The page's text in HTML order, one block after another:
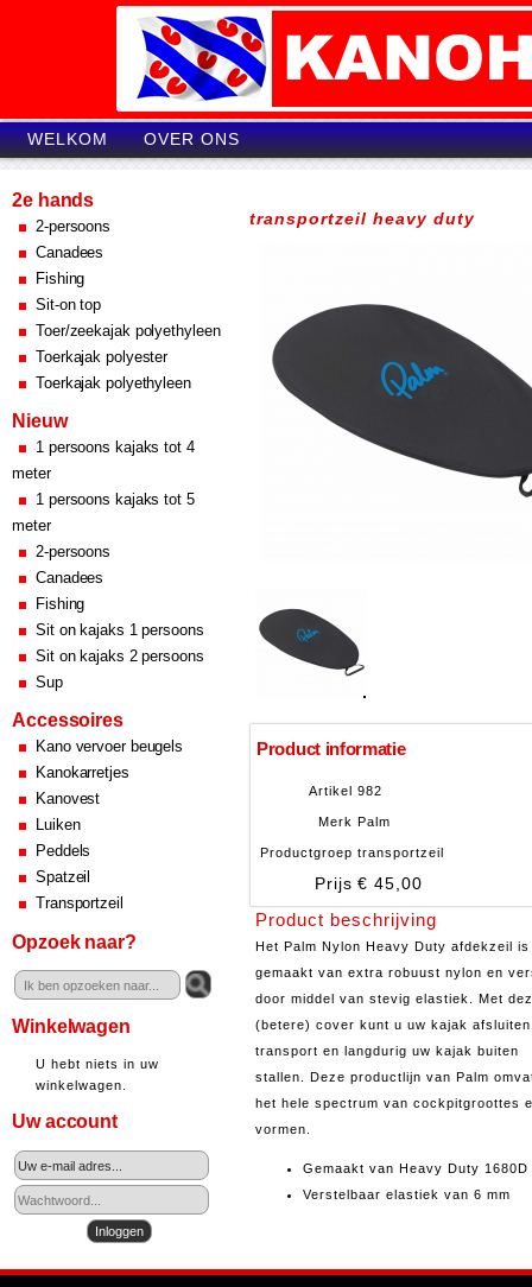
WELKOM OVER ONS
2e hands
2-persoons
Canadees
Fishing
Sit-on top
Toer/zeekajak polyethyleen
Toerkajak polyester
Toerkajak polyethyleen
Nieuw
1 persoons kajaks tot 4
meter
1 persoons kajaks tot 5
meter
2-persoons
Canadees
Fishing
Sit on kajaks 1 persoons
Sit on kajaks 2 persoons
Sup
Accessoires
Kano vervoer beugels
Kanokarretjes
Kanovest
Luiken
Peddels
Spatzeil
Transportzeil
Opzoek naar?
Winkelwagen
U hebt niets in uw
winkelwagen.
Uw account
transportzeil heavy duty
Product informatie
Artikel 982
Merk Palm
Productgroep transportzeil
Prijs € 45,00
Product beschrijving
Het Palm Nylon Heavy Duty afdekzeil is
gemaakt van extra robuust nylon en
door middel van stevig elastiek. Met
(betere) cover kunt u uw kajak
transport en langdurig uw kajak buiten
stallen. Deze productlijn van Palm
het hele spectrum van cockpitgroottes
vormen.
Gemaakt van Heavy Duty 1680D
Verstelbaar elastiek van 6 mm